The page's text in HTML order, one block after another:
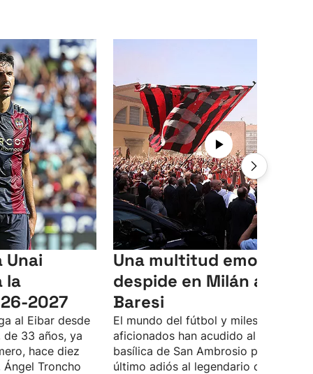
Unai
la
2027
al Eibar desde
de 33 años, ya
hace diez
Troncho
Una multitud
despide en Milán a
Baresi
El mundo del fútbol y miles de
aficionados han acudido al funeral
basílica de San Ambrosio para dar el
último adiós al legendario capitán del